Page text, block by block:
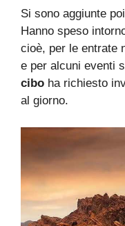
Si sono aggiunte
Hanno speso
cioè, per le entrate
e per alcuni eventi
cibo ha richiesto
al giorno.